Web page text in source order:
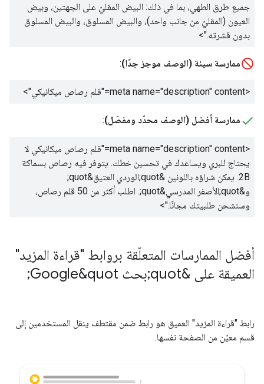
جميع طرق الطهي، بما في ذلك: البيض المقليّ على الجهتين، وبيض
العيون (المقليّ من جانب واحد)، والبيض المسلوق، والبيض المسلوق
بدون قشرته.">
ممارسة سيئة (الوصف موجز جدًا):
<meta name="description" content=" قلم رصاص ميكانيكي">
ممارسة أفضل (الوصف محدّد ومفصّل):
<meta name="description" content="
قلم رصاص ميكانيكي لا
يحتاج للبري ويساعدك في تحسين خطك. يتوفر فيه رصاص بسماكة
2B. يمكن شراؤه باللونين &quot;الوردي العتيق&quot;
و&quot;الأصفر المدرسي&quot;. اطلب أكثر من 50 قلم رصاص،
وسنشحن طلبيتك مجانًا.">
أفضل الممارسات المتعلّقة بروابط "قراءة المزيد"
العميقة على &quot;بحث Google&quot;
رابط "قراءة المزيد" العميق هو رابط ضمن مقتطف ينقل المستخدمين إلى
قسم معيّن من الصفحة نفسها.